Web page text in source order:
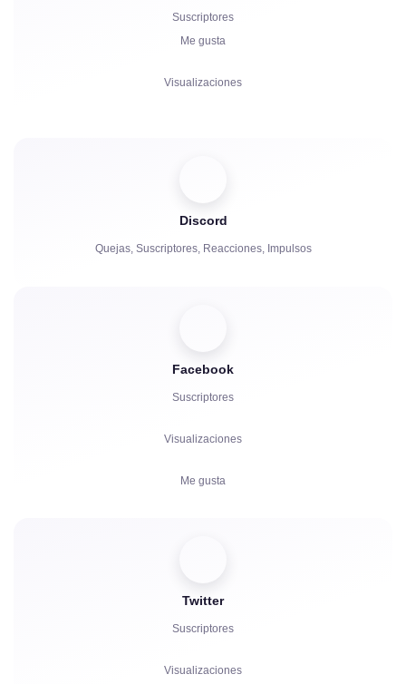
Suscriptores
Me gusta
Visualizaciones
Discord
Quejas, Suscriptores, Reacciones, Impulsos
Facebook
Suscriptores
Visualizaciones
Me gusta
Comentarios
Twitter
Suscriptores
Visualizaciones